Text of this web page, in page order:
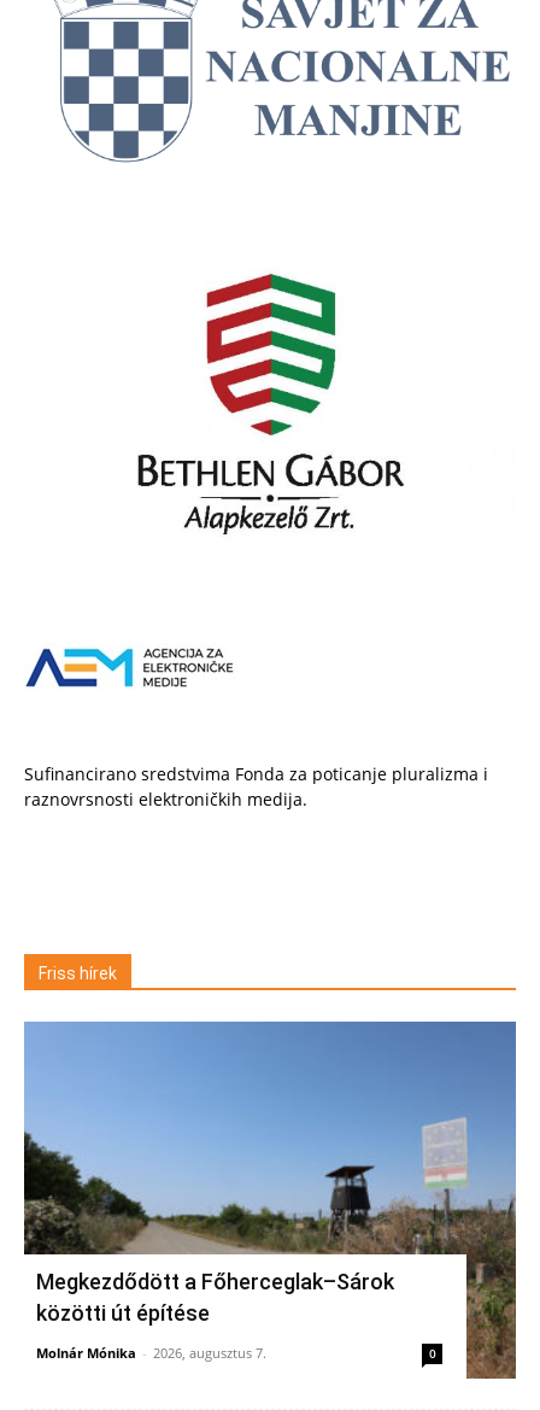
Sufinancirano sredstvima Fonda za poticanje pluralizma i
raznovrsnosti elektroničkih medija.
Friss hírek
Megkezdődött a Főherceglak–Sárok
közötti út építése
Molnár Mónika - 2026, augusztus 7. 0